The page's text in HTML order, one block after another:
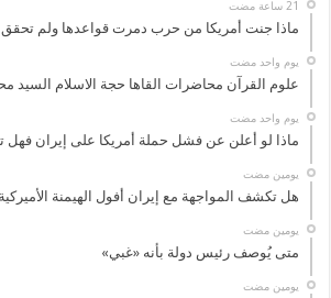
ماذا جنت أمريكا من حرب دمرت قواعدها ولم تحقق
‏يوم واحد مضت
علوم القرآن محاضرات القاها حجة الاسلام السيد
‏يوم واحد مضت
ماذا لو أعلن عن فشل حملة أمريكا على إيران فهل
‏يومين مضت
هل تكشف المواجهة مع إيران أفول الهيمنة
‏يومين مضت
متى يُوصف رئيس دولة بأنه «غبي»
‏يومين مضت